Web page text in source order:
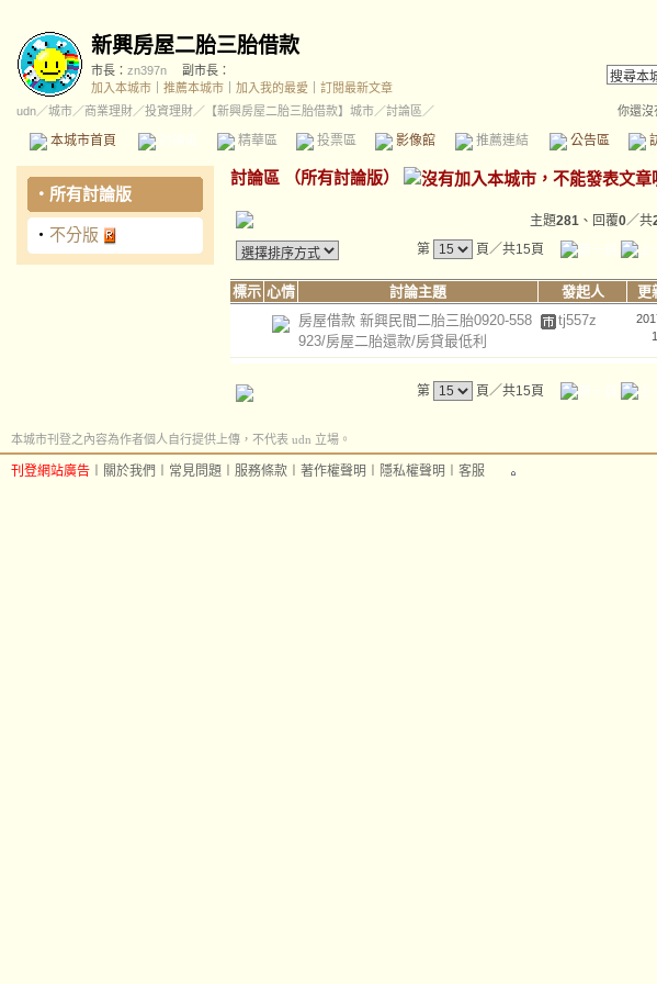
新興房屋二胎三胎借款
市長： zn397n
副市長：
加入本城市
推薦本城市 加入我的最愛
訂閱最新文章
udn／城市／商業理財／投資理財／ 【新興房屋二胎三胎借款】城市／討論區／ 你還沒
本城市首頁 精華區 投票區 影像館 推薦連結 公告區
‧ 所有討論版
‧ 不分版
討論區 （所有討論版）
主題281 、回覆0／共
第
頁／共15頁
標示 心情 討論主題 發起人 更
房屋借款 新興民間二胎三胎0920-558
923/房屋二胎還款/房貸最低利
tj557z
第 頁／共15頁
本城市刊登之內容為作者個人自行提供上傳，不代表 udn 立場。
刊登網站廣告 關於我們 常見問題 服務條款 著作權聲明 隱私權聲明 客服